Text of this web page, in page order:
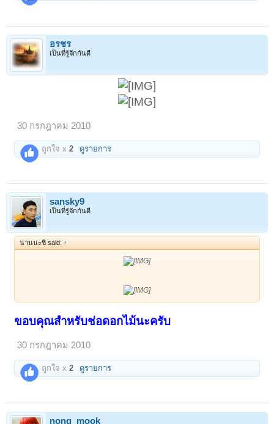
อรชร
เป็นที่รู้จักกันดี
30 กรกฎาคม 2010
ถูกใจ x2 ดูรายการ
sansky9
เป็นที่รู้จักกันดี
น่านนะซิ said: ↑
ขอบคุณสำหรับช่อดอกไม้นะครับ
30 กรกฎาคม 2010
ถูกใจ x2 ดูรายการ
nong_mook